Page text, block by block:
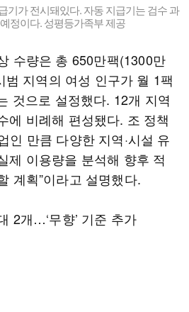
기가 전시돼있다. 자동 지급기는 검수 과
정이다. 성평등가족부 제공
수량은 총 650만팩(1300만
지역의 여성 인구가 월 1팩
것으로 설정했다. 12개 지역
에 비례해 편성됐다. 조 정책
인 만큼 다양한 지역·시설 유
제 이용량을 분석해 향후 적
계획”이라고 설명했다.
2개…‘무향’ 기준 추가